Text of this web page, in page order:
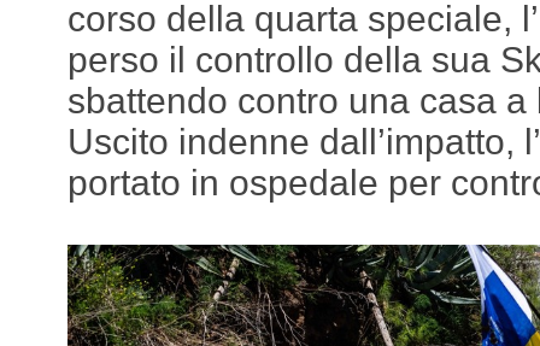
corso della quarta speciale,
perso il controllo della sua
sbattendo contro una casa a
Uscito indenne dall’impatto,
portato in ospedale per